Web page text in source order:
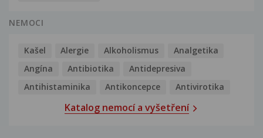
NEMOCI
Kašel Alergie Alkoholismus
Analgetika
Angína
Antibiotika
Antidepresiva
Antihistaminika
Antikoncepce Antivirotika
Katalog nemocí a vyšetření